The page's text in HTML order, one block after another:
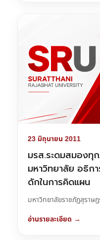
23 มิถุนายน 2011
มรส.ระดมสมองทุ
มหาวิทยาลัย อธิ
ดักในการคิดแผน
มหาวิทยาลัยราชภัฏสุราษ
อ่านรายละเอียด →